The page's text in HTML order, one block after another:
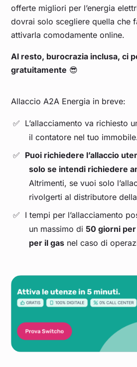
offerte migliori per l’energia
dovrai solo scegliere quella che
attivarla comodamente online.
Al resto, burocrazia inclusa, ci
gratuitamente 😎
Allaccio A2A Energia in breve:
L’allacciamento va richiesto
il contatore nel tuo
Puoi richiedere l’allaccio
solo se intendi richiedere
Altrimenti, se vuoi solo
rivolgerti al distributore
I tempi per l’allacciamento
un massimo di50 giorni per
per il gas nel caso di